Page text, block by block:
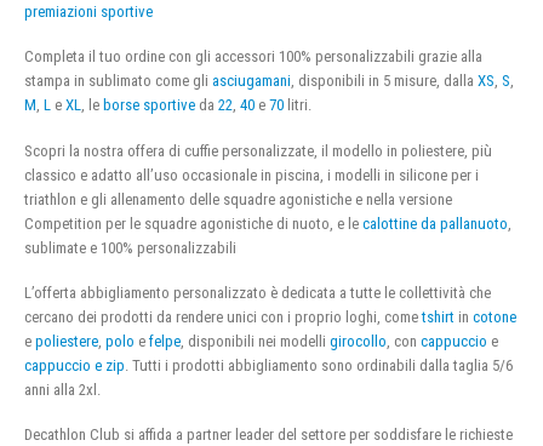
premiazioni sportive
Completa il tuo ordine con gli accessori 100% personalizzabili grazie alla
stampa in sublimato come gli asciugamani, disponibili in 5 misure, dalla XS, S,
M, L e XL, le borse sportive da 22, 40 e 70 litri.
Scopri la nostra offera di cuffie personalizzate, il modello in poliestere, più
classico e adatto all’uso occasionale in piscina, i modelli in silicone per i
triathlon e gli allenamento delle squadre agonistiche e nella versione
Competition per le squadre agonistiche di nuoto, e le calottine da pallanuoto
sublimate e 100% personalizzabili
L’offerta abbigliamento personalizzato è dedicata a tutte le collettività che
cercano dei prodotti da rendere unici con i proprio loghi, cometshirt in cotone
e poliestere polo e felpe , disponibili nei modelli girocollo , con cappuccio e
cappuccio e zip . Tutti i prodotti abbigliamento sono ordinabili dalla taglia 5/6
anni alla 2xl.
Decathlon Club si affida a partner leader del settore per soddisfare le richieste